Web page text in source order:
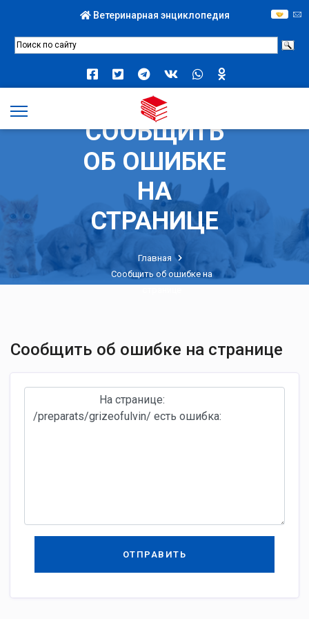
Ветеринарная энциклопедия
СООБЩИТЬ
ОБ ОШИБКЕ
НА
СТРАНИЦЕ
Главная
Сообщить об ошибке на
Сообщить об ошибке на странице
ОТПРАВИТЬ